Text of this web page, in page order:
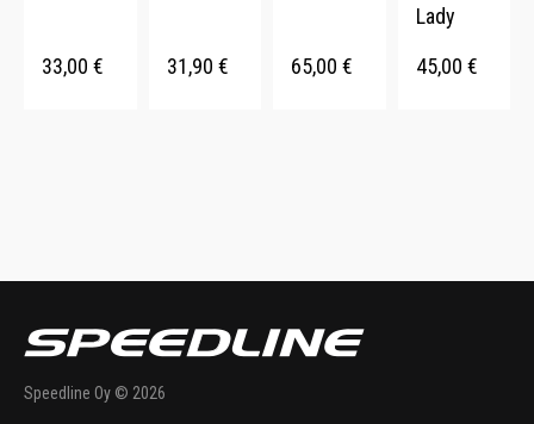
33,00 € 31,90 € 65,00 €
Lady
45,00 €
Speedline Oy © 2026